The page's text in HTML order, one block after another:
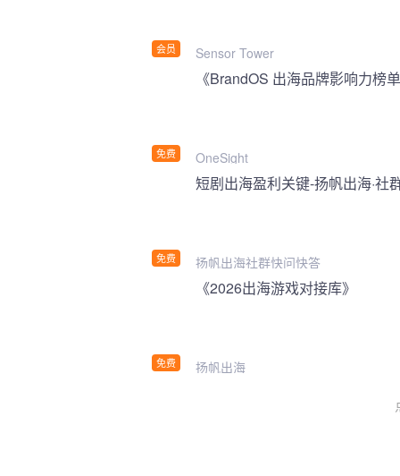
会员 Sensor Tower
免费
《BrandOS 出海品牌影响力榜
OneSight
免费
短剧出海盈利关键-扬帆出海·社
扬帆出海社群快问快答
免费
《2026出海游戏对接库》
扬帆出海